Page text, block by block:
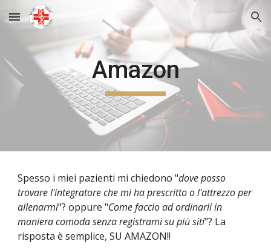
Skip to main content Skip to navigation
Amazon
Spesso i miei pazienti mi chiedono "dove posso
trovare l'integratore che mi ha prescritto o l'attrezzo per
allenarmi"? oppure "Come faccio ad ordinarli in
maniera comoda senza registrami su più siti"? La
risposta è semplice, SU AMAZON!!